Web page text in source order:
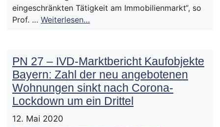
eingeschränkten Tätigkeit am Immobilienmarkt“, so
Prof. … Weiterlesen…
PN 27 – IVD-Marktbericht Kaufobjekte
Bayern: Zahl der neu angebotenen
Wohnungen sinkt nach Corona-
Lockdown um ein Drittel
12. Mai 2020